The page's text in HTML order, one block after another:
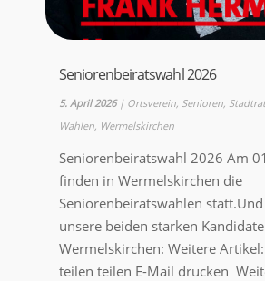
Seniorenbeiratswahl 2026
5. April 2026| Ortsverein, Senioren,
Wahlen, Wermelskirchen
Seniorenbeiratswahl 2026 Am
finden in Wermelskirchen die
Seniorenbeiratswahlen
unsere beiden starken
Wermelskirchen: Weitere Artikel:
teilen teilen E-Mail drucken